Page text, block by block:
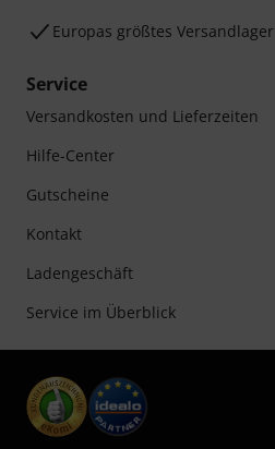
Europas größtes Versandlager
Service
Versandkosten und Lieferzeiten
Hilfe-Center
Gutscheine
Kontakt
Ladengeschäft
Service im Überblick